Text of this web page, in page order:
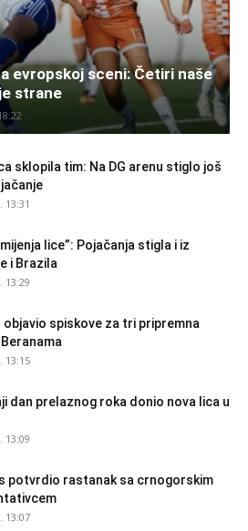
evropskoj sceni: Četiri naše
strane
sklopila tim: Na DG arenu stiglo još
13:31
lice”: Pojačanja stigla i iz
i Brazila
13:29
spiskove za tri pripremna
13:15
dan prelaznog roka donio nova lica u
13:09
potvrdio rastanak sa crnogorskim
13:07